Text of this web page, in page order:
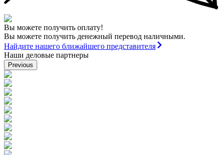
Вы можете получить оплату!
Вы можете получить денежный перевод наличными.
Найдите нашего ближайшего представителя
Наши деловые партнеры
Previous